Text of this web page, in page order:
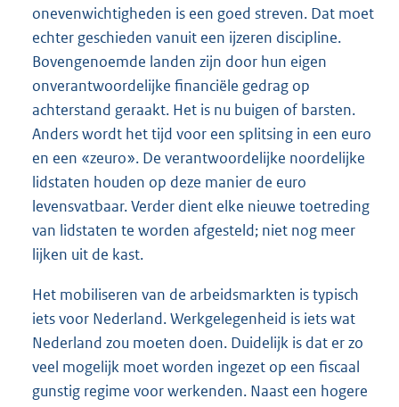
onevenwichtigheden is een goed streven. Dat moet
echter geschieden vanuit een ijzeren discipline.
Bovengenoemde landen zijn door hun eigen
onverantwoordelijke financiële gedrag op
achterstand geraakt. Het is nu buigen of barsten.
Anders wordt het tijd voor een splitsing in een euro
en een «zeuro». De verantwoordelijke noordelijke
lidstaten houden op deze manier de euro
levensvatbaar. Verder dient elke nieuwe toetreding
van lidstaten te worden afgesteld; niet nog meer
lijken uit de kast.
Het mobiliseren van de arbeidsmarkten is typisch
iets voor Nederland. Werkgelegenheid is iets wat
Nederland zou moeten doen. Duidelijk is dat er zo
veel mogelijk moet worden ingezet op een fiscaal
gunstig regime voor werkenden. Naast een hogere